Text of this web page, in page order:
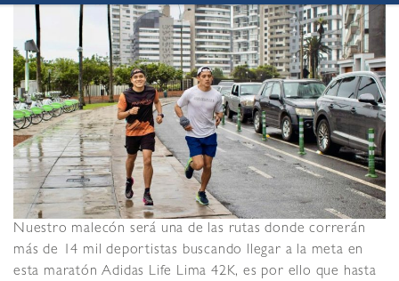
Nuestro malecón será una de las rutas donde correrán
más de 14 mil deportistas buscando llegar a la meta en
esta maratón Adidas Life Lima 42K, es por ello que hasta